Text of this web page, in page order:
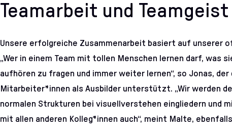
Teamarbeit und Teamgeist
Unsere erfolgreiche Zusammenarbeit basiert auf unserer
„Wer in einem Team mit tollen Menschen lernen darf, was
aufhören zu fragen und immer weiter lernen“, so Jonas, der
Mitarbeiter*innen als Ausbilder unterstützt. „Wir werden
normalen Strukturen bei visuellverstehen eingliedern und
mit allen anderen Kolleg*innen auch“, meint Malte,